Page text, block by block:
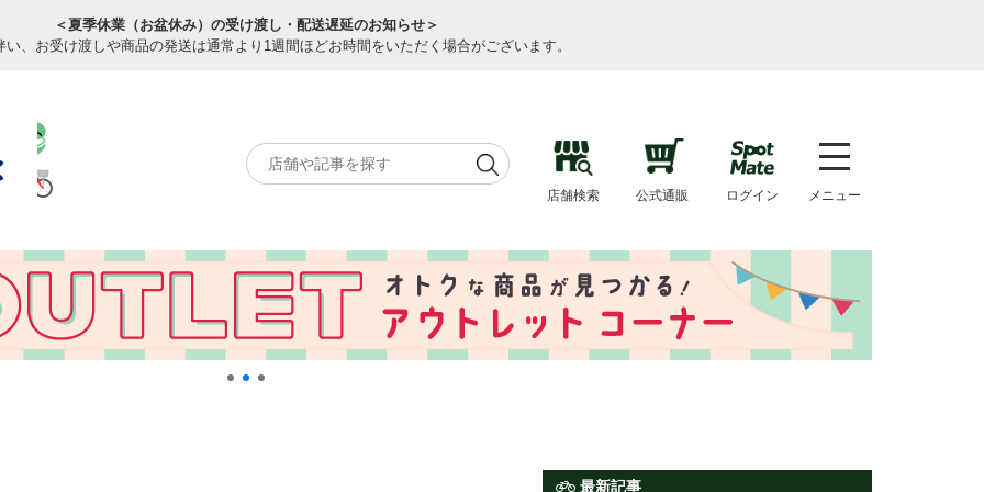
＜夏季休業（お盆休み）の受け渡し・配送遅延のお知らせ＞
い、お受け渡しや商品の発送は通常より1週間ほどお時間をいただく場合がございます。
店舗検索 公式通販 ログイン メニュー
最新記事